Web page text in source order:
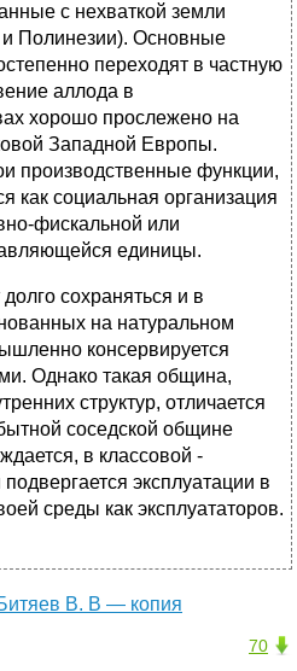
с нехваткой земли
Полинезии). Основные
переходят в частную
аллода в
хорошо прослежено на
Западной Европы.
производственные функции,
как социальная организация
фискальной или
единицы.
сохраняться и в
на натуральном
консервируется
Однако такая община,
структур, отличается
соседской общине
в классовой -
эксплуатации в
среды как эксплуататоров.
В. В — копия
70